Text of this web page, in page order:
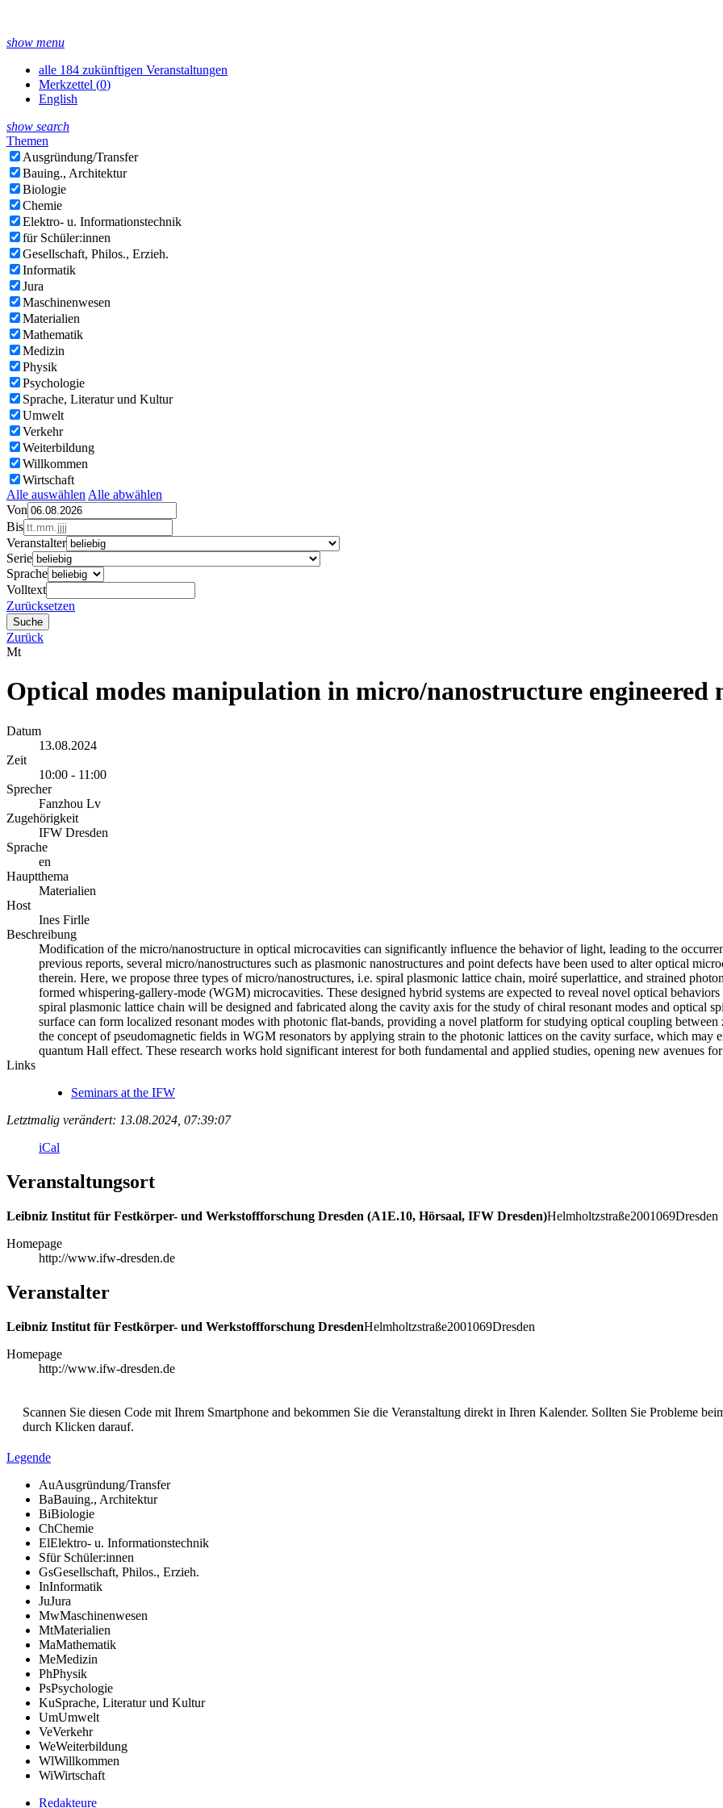
show menu
alle 184 zukünftigen Veranstaltungen
Merkzettel (0)
English
show search
Themen
Ausgründung/Transfer
Bauing., Architektur
Biologie
Chemie
Elektro- u. Informationstechnik
für Schüler:innen
Gesellschaft, Philos., Erzieh.
Informatik
Jura
Maschinenwesen
Materialien
Mathematik
Medizin
Physik
Psychologie
Sprache, Literatur und Kultur
Umwelt
Verkehr
Weiterbildung
Willkommen
Wirtschaft
Alle auswählen Alle abwählen
Von
Bis
Veranstalter
Serie
Sprache
Volltext
Zurücksetzen
Zurück
Mt
Optical modes manipulation in micro/nanostructure engineered
Datum
13.08.2024
Zeit
10:00 - 11:00
Sprecher
Fanzhou Lv
Zugehörigkeit
IFW Dresden
Sprache
en
Hauptthema
Materialien
Host
Ines Firlle
Beschreibung
Modification of the micro/nanostructure in optical microcavities can significantly influence the behavior of light, leading to the
previous reports, several micro/nanostructures such as plasmonic nanostructures and point defects have been used to alter optical
therein. Here, we propose three types of micro/nanostructures, i.e. spiral plasmonic lattice chain, moiré superlattice, and strained
formed whispering-gallery-mode (WGM) microcavities. These designed hybrid systems are expected to reveal novel optical
spiral plasmonic lattice chain will be designed and fabricated along the cavity axis for the study of chiral resonant modes and optical
surface can form localized resonant modes with photonic flat-bands, providing a novel platform for studying optical coupling
the concept of pseudomagnetic fields in WGM resonators by applying strain to the photonic lattices on the cavity surface, which may
quantum Hall effect. These research works hold significant interest for both fundamental and applied studies, opening new avenues
Links
Seminars at the IFW
Letztmalig verändert: 13.08.2024, 07:39:07
iCal
Veranstaltungsort
Leibniz Institut für Festkörper- und Werkstoffforschung Dresden (A1E.10, Hörsaal, IFW Dresden)Helmholtzstraße2001069Dresden
Homepage
http://www.ifw-dresden.de
Veranstalter
Leibniz Institut für Festkörper- und Werkstoffforschung DresdenHelmholtzstraße2001069Dresden
Homepage
http://www.ifw-dresden.de
Scannen Sie diesen Code mit Ihrem Smartphone and bekommen Sie die Veranstaltung direkt in Ihren Kalender. Sollten Sie Probleme
durch Klicken darauf.
Legende
AuAusgründung/Transfer
BaBauing., Architektur
BiBiologie
ChChemie
ElElektro- u. Informationstechnik
Sfür Schüler:innen
GsGesellschaft, Philos., Erzieh.
InInformatik
JuJura
MwMaschinenwesen
MtMaterialien
MaMathematik
MeMedizin
PhPhysik
PsPsychologie
KuSprache, Literatur und Kultur
UmUmwelt
VeVerkehr
WeWeiterbildung
WlWillkommen
WiWirtschaft
Redakteure